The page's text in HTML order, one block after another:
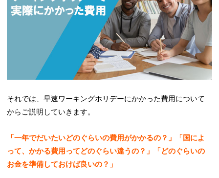
それでは、早速ワーキングホリデーにかかった費用について
からご説明していきます。
「一年でだいたいどのぐらいの費用がかかるの？」「国によ
って、かかる費用ってどのぐらい違うの？」「どのぐらいの
お金を準備しておけば良いの？」